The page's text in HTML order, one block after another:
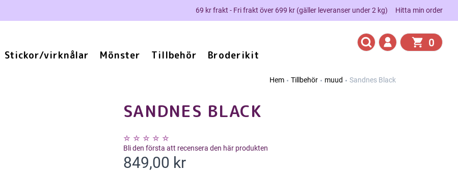
69 kr frakt - Fri frakt över 699 kr (gäller leveranser under 2 kg) Hitta min order
Stickor/virknålar Mönster Tillbehör Broderikit
0
Hem Tillbehör muud Sandnes Black
SANDNES BLACK
Bli den första att recensera den här produkten
849,00 kr